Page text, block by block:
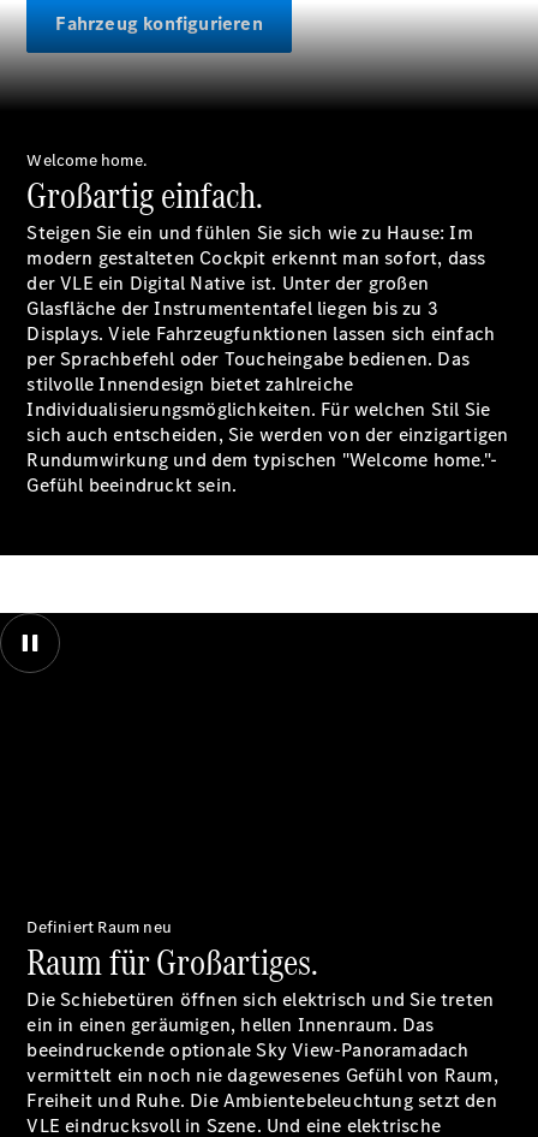
Gewerbekunden
Finanzierung
Privatkunden
Finanzierung
Angebote
V-Klasse
V-Klasse
Marco Polo
Limousinen
Der
elektrische
EQE
S-Klasse
Limousine
S-Klasse
Lang
Mercedes-
Maybach S-
Klasse
SUVs
Fahrzeug konfigurieren
Welcome home.
Großartig einfach.
Steigen Sie ein und fühlen Sie sich wie zu Hause: Im
modern gestalteten Cockpit erkennt man sofort, dass
der VLE ein Digital Native ist. Unter der großen
Glasfläche der Instrumententafel liegen bis zu 3
Displays. Viele Fahrzeugfunktionen lassen sich einfach
per Sprachbefehl oder Toucheingabe bedienen. Das
stilvolle Innendesign bietet zahlreiche
Individualisierungsmöglichkeiten. Für welchen Stil Sie
sich auch entscheiden, Sie werden von der einzigartigen
Rundumwirkung und dem typischen "Welcome home."-
Gefühl beeindruckt sein.
Außen- und Innenansicht des großen Panoramadaches des neuen VLE
von Mercedes-Benz. Während verschiedene Perspektiven auf das
Panoramadach gezeigt werden wehen Blütenblätter um das Fahrzeug
Definiert Raum neu
Raum für Großartiges.
Die Schiebetüren öffnen sich elektrisch und Sie treten
ein in einen geräumigen, hellen Innenraum. Das
beeindruckende optionale Sky View-Panoramadach
vermittelt ein noch nie dagewesenes Gefühl von Raum,
Freiheit und Ruhe. Die Ambientebeleuchtung setzt den
VLE eindrucksvoll in Szene. Und eine elektrische